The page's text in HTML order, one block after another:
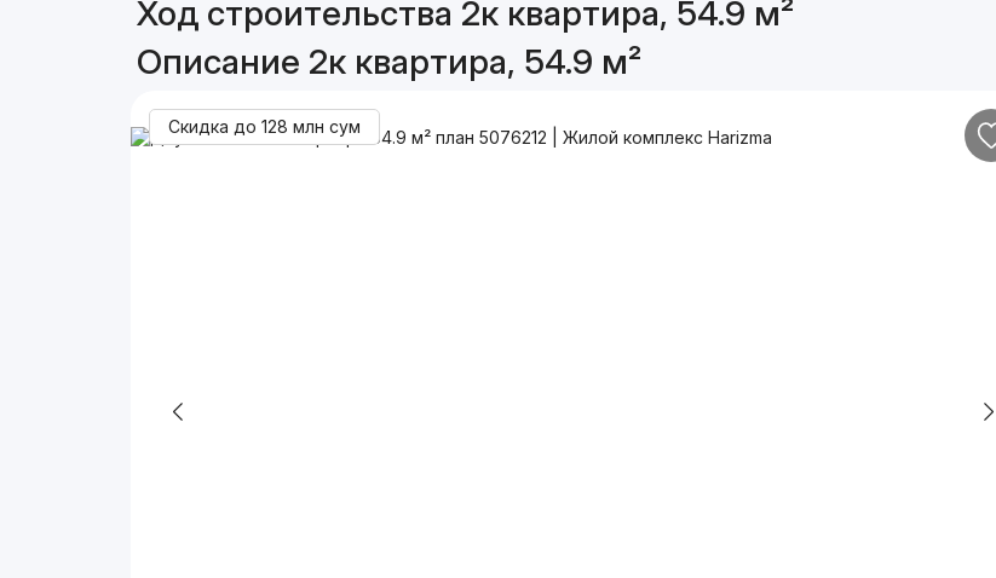
Ход строительства 2к квартира, 54.9 м²
Описание 2к квартира, 54.9 м²
Скидка до128 млн сум